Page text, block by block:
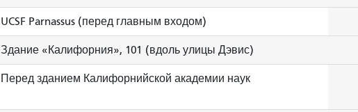
UCSF Parnassus (перед главным входом)
Здание «Калифорния», 101 (вдоль улицы Дэвис)
Перед зданием Калифорнийской академии наук